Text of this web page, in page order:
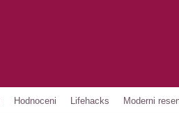
Hodnoceni Lifehacks Moderni